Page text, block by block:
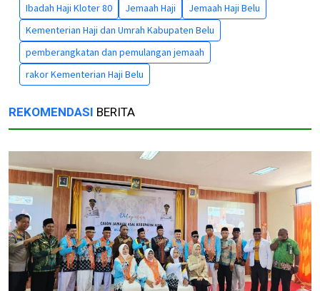
Ibadah Haji Kloter 80 Jemaah Haji
Jemaah Haji Belu
Kementerian Haji dan Umrah Kabupaten Belu
pemberangkatan dan pemulangan jemaah
rakor Kementerian Haji Belu
REKOMENDASI BERITA